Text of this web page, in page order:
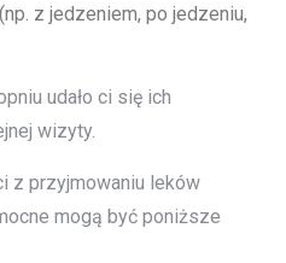
z jedzeniem, po jedzeniu,
udało ci się ich
wizyty.
z przyjmowaniu leków
mogą być poniższe